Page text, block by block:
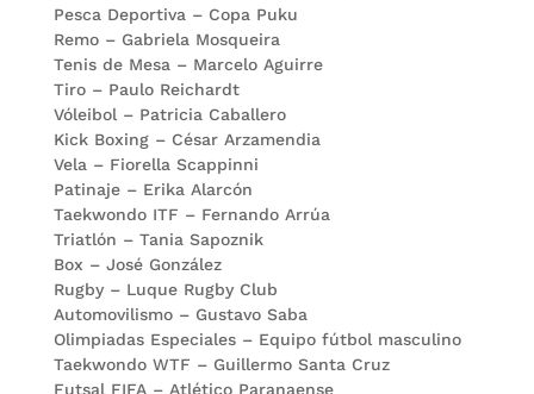
Pesca Deportiva – Copa Puku
Remo – Gabriela Mosqueira
Tenis de Mesa – Marcelo Aguirre
Tiro – Paulo Reichardt
Vóleibol – Patricia Caballero
Kick Boxing – César Arzamendia
Vela – Fiorella Scappinni
Patinaje – Erika Alarcón
Taekwondo ITF – Fernando Arrúa
Triatlón – Tania Sapoznik
Box – José González
Rugby – Luque Rugby Club
Automovilismo – Gustavo Saba
Olimpiadas Especiales – Equipo fútbol masculino
Taekwondo WTF – Guillermo Santa Cruz
Futsal FIFA – Atlético Paranaense